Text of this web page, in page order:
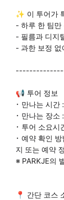
✨ 이 투어가
- 하루 한 팀만
- 필름과 디지
- 과한 보정 없
📢 투어 정보
･ 만나는 시간
･ 만나는 장소
･ 투어 소요시
･ 예약 확인
지 또는 예약
※ PARKJE의
📍 간단 코스